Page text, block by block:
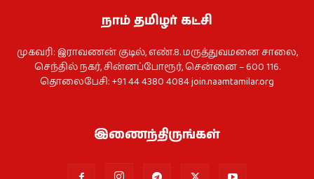
நாம் தமிழர் கட்சி
முகவரி: இராவணன் குடில், எண்.8. மருத்துவமனை சாலை,
செந்தில் நகர், சின்னப்போரூர், சென்னை – 600 116.
தொலைபேசி: +91 44 4380 4084join.naamtamilar.org
இணைந்திருங்கள்